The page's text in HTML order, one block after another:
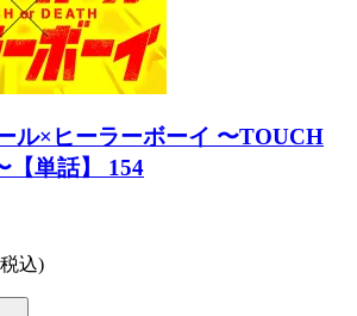
ル×ヒーラーボーイ 〜TOUCH
【単話】 154
込)